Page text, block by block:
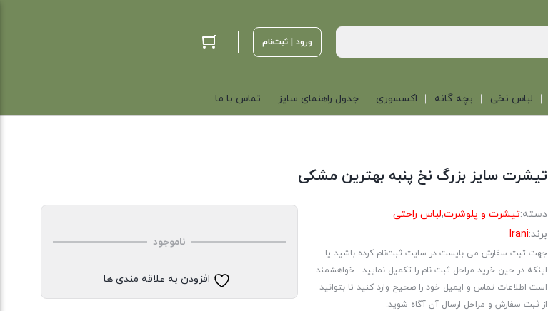
ورود | ثبت‌نام
لباس نخی بچه گانه اکسسوری جدول راهنمای سایز تماس با ما
تیشرت سایز بزرگ نخ پنبه بهترین مشکی
دسته:تیشرت و پلوشرت,لباس راحتی
برند:Irani
جهت ثبت سفارش می بایست در سایت ثبت‌نام کرده باشید یا
اینکه در حین خرید مراحل ثبت نام را تکمیل نمایید . خواهشمند
است اطلاعات تماس و ایمیل خود را صحیح وارد کنید تا بتوانید
از ثبت سفارش و مراحل ارسال آن آگاه شوید.
ناموجود
افزودن به علاقه مندی ها